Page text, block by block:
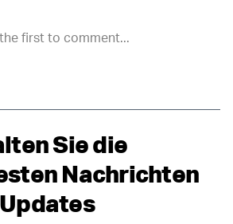
Sie die
Nachrichten